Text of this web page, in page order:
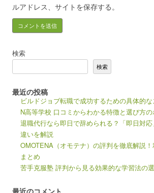
ルアドレス、サイトを保存する。
検索
検索
最近の投稿
ビルドジョブ転職で成功するための具体的
N高等学校 口コミからわかる特徴と選び方の
退職代行なら即日で辞められる？「即日対
違いを解説
OMOTENA（オモテナ）の評判を徹底解説
まとめ
苦手克服塾 評判から見る効果的な学習法の
最近のコメント